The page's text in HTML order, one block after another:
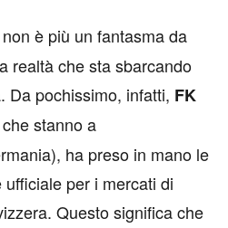
non è più un fantasma da
realtà che sta sbarcando
Da pochissimo, infatti, FK
stanno a
ha preso in mano le
per i mercati di
Questo significa che